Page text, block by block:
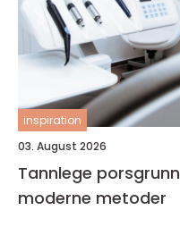
inspiration
03. August 2026
Tannlege porsgrunn trygg behandling med
moderne metoder